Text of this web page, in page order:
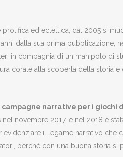
prolifica ed eclettica, dal 2005 si
dalla sua prima pubblicazione,
in compagnia di un manipolo di
corale alla scoperta della storia
campagne narrative per i giochi
nel novembre 2017, e nel 2018 è
evidenziare il legame narrativo che
perché con una buona storia si